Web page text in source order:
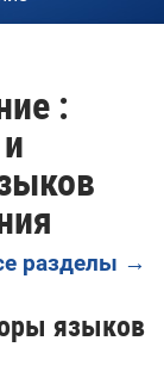
:
разделы →